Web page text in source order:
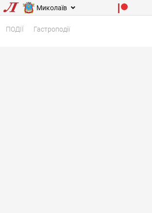
Миколаїв
ПОДІЇ Гастроподії